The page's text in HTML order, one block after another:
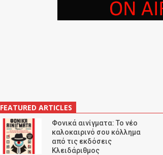
FEATURED ARTICLES
Φονικά αινίγματα: Το νέο
καλοκαιρινό σου κόλλημα
από τις εκδόσεις
Κλειδάριθμος